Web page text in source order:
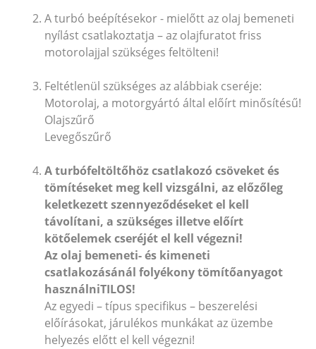
A turbó beépítésekor - mielőtt az olaj bemeneti
nyílást csatlakoztatja – az olajfuratot friss
motorolajjal szükséges feltölteni!
Feltétlenül szükséges az alábbiak cseréje:
Motorolaj, a motorgyártó által előírt minősítésű!
Olajszűrő
Levegőszűrő
A turbófeltöltőhöz csatlakozó csöveket és
tömítéseket meg kell vizsgálni, az előzőleg
keletkezett szennyeződéseket el kell
távolítani, a szükséges illetve előírt
kötőelemek cseréjét el kell végezni!
Az olaj bemeneti- és kimeneti
csatlakozásánál folyékony tömítőanyagot
használniTILOS!
Az egyedi – típus specifikus – beszerelési
előírásokat, járulékos munkákat az üzembe
helyezés előtt el kell végezni!